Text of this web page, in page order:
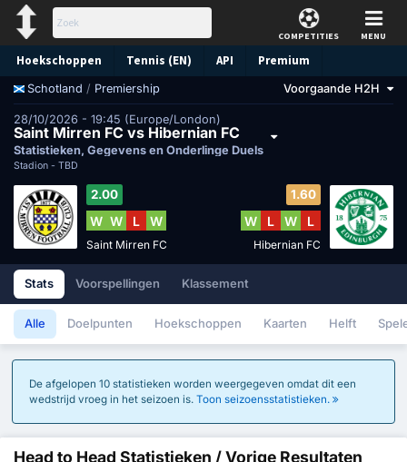
COMPETITIES MENU
Hoekschoppen Tennis (EN) API Premium
Voorspelling
Schotland / Premiership Voorgaande H2H
28/10/2026 - 19:45 (Europe/London)
Saint Mirren FC vs Hibernian FC
Statistieken, Gegevens en Onderlinge Duels
Stadion - TBD
2.00
W W L W
Saint Mirren FC
1.60
W L W L
Hibernian FC
Stats Voorspellingen Klassement
Alle Doelpunten Hoekschoppen Kaarten Helft
De afgelopen 10 statistieken worden weergegeven omdat dit een
wedstrijd vroeg in het seizoen is. Toon seizoensstatistieken.
Head to Head Statistieken / Vorige Resultaten